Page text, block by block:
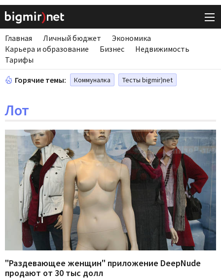
Главная Личный бюджет
Экономика
Карьера и образование
Бизнес
Недвижимость
Тарифы
Горячие темы: Коммуналка Тесты bigmir)net
Лот
"Раздевающее женщин" приложение DeepNude
продают от 30 тыс долл